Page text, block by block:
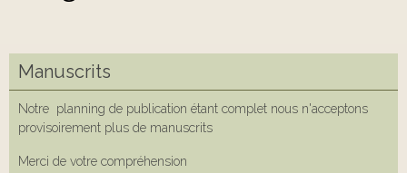
Manuscrits
Notre planning de publication étant complet nous n'acceptons
provisoirement plus de manuscrits
Merci de votre compréhension